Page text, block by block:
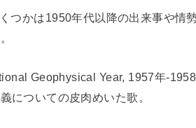
つかは1950年代以降の出来事や情
Geophysical Year, 1957年-
についての皮肉めいた歌。